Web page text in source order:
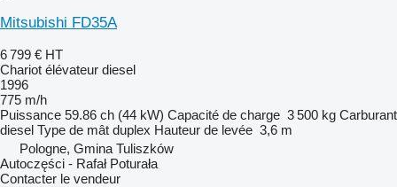
Mitsubishi FD35A
6 799 € HT
Chariot élévateur diesel
1996
775 m/h
Puissance 59.86 ch (44 kW) Capacité de charge 3 500 kg Carburant
diesel Type de mât duplex Hauteur de levée 3,6 m
Pologne, Gmina Tuliszków
Autoczęści - Rafał Poturała
Contacter le vendeur